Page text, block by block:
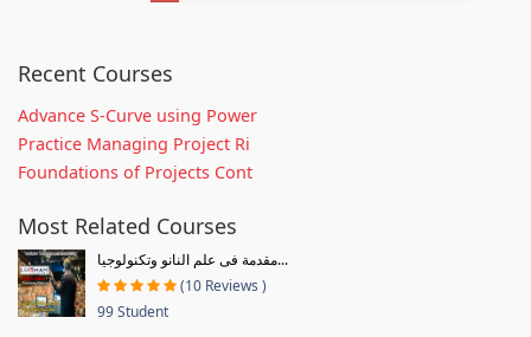
Recent Courses
Advance S-Curve using Power
Practice Managing Project Ri
Foundations of Projects Cont
Most Related Courses
مقدمة فى علم النانو وتكنولوجيا...
(10 Reviews )
99 Student